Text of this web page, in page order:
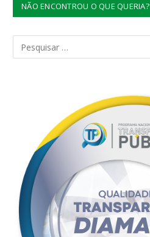
NÃO ENCONTROU O QUE QUERIA?